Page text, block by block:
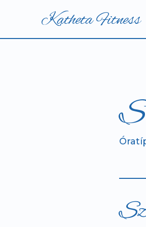
Katheta Fitness